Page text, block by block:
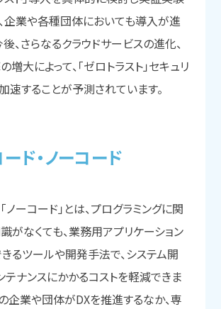
企業や各種団体においても導入が進
後、さらなるクラウドサービスの進化、
大によって、「ゼロトラスト」セキュリ
速することが予測されています。
ド・ノーコード
ノーコード」とは、プログラミングに関
がなくても、業務用アプリケーション
るツールや開発手法で、システム開
テナンスにかかるコストを軽減できま
の企業や団体がDXを推進するなか、専